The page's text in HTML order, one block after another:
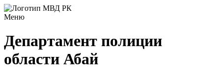
Меню
Департамент полиции
области Абай